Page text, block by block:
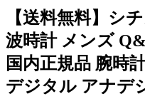
【送料無料】シ
波時計 メンズ
国内正規品 腕時
デジタル アナデ